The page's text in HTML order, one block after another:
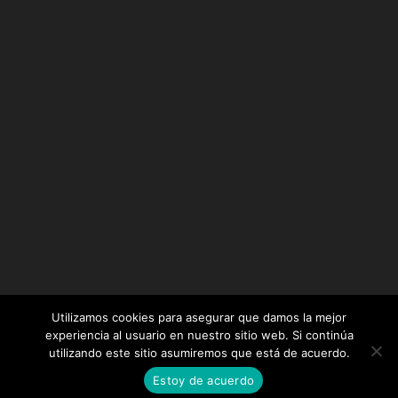
Diseñado por Elegant Themes| Desarrollado por
WordPress
Utilizamos cookies para asegurar que damos la mejor
experiencia al usuario en nuestro sitio web. Si continúa
utilizando este sitio asumiremos que está de acuerdo.
Estoy de acuerdo